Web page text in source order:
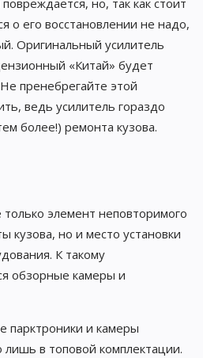
но, так как стоит
о его восстановлении не надо,
Оригинальный усилитель
«Китай» будет
пренебрегайте этой
ведь усилитель гораздо
более!) ремонта кузова.
элемент неповторимого
но и место установки
К такому
обзорные камеры и
парктроники и камеры
лишь в топовой комплектации.